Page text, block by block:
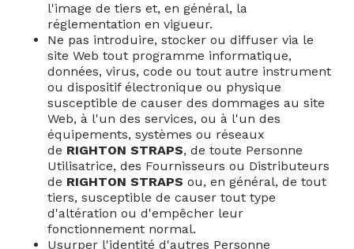
l'image de tiers et, en général, la
réglementation en vigueur.
Ne pas introduire, stocker ou diffuser via le
site Web tout programme informatique,
données, virus, code ou tout autre instrument
ou dispositif électronique ou physique
susceptible de causer des dommages au site
Web, à l'un des services, ou à l'un des
équipements, systèmes ou réseaux
de RIGHTON STRAPS, de toute Personne
Utilisatrice, des Fournisseurs ou Distributeurs
de RIGHTON STRAPS ou, en général, de tout
tiers, susceptible de causer tout type
d'altération ou d'empêcher leur
fonctionnement normal.
Usurper l'identité d'autres Personne